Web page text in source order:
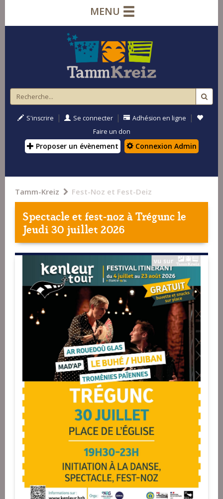
MENU
S'inscrire | Se connecter | Adhésion en ligne |
Faire un don
Proposer un évènement Connexion Admin
Tamm-Kreiz Fest-Noz et Fest-Deiz
Spectacle et fest-noz àTréguncle
Jeudi 30 juillet 2026